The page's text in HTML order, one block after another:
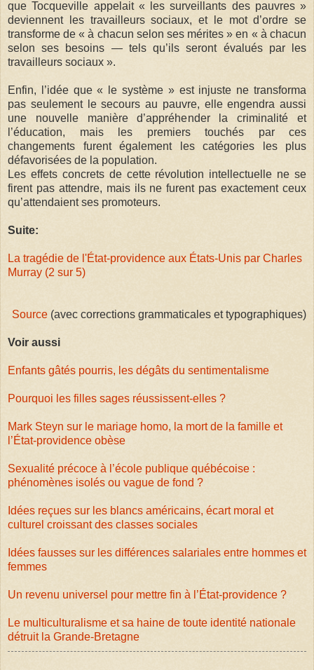
que Tocqueville appelait « les surveillants des pauvres »
deviennent les travailleurs sociaux, et le mot d’ordre se
transforme de « à chacun selon ses mérites » en « à chacun
selon ses besoins — tels qu’ils seront évalués par les
travailleurs sociaux ».
Enfin, l’idée que « le système » est injuste ne transforma
pas seulement le secours au pauvre, elle engendra aussi
une nouvelle manière d’appréhender la criminalité et
l’éducation, mais les premiers touchés par ces
changements furent également les catégories les plus
défavorisées de la population.
Les effets concrets de cette révolution intellectuelle ne se
firent pas attendre, mais ils ne furent pas exactement ceux
qu’attendaient ses promoteurs.
Suite:
La tragédie de l'État-providence aux États-Unis par Charles
Murray (2 sur 5)
Source (avec corrections grammaticales et typographiques)
Voir aussi
Enfants gâtés pourris, les dégâts du sentimentalisme
Pourquoi les filles sages réussissent-elles ?
Mark Steyn sur le mariage homo, la mort de la famille et
l’État-providence obèse
Sexualité précoce à l’école publique québécoise :
phénomènes isolés ou vague de fond ?
Idées reçues sur les blancs américains, écart moral et
culturel croissant des classes sociales
Idées fausses sur les différences salariales entre hommes et
femmes
Un revenu universel pour mettre fin à l’État-providence ?
Le multiculturalisme et sa haine de toute identité nationale
détruit la Grande-Bretagne